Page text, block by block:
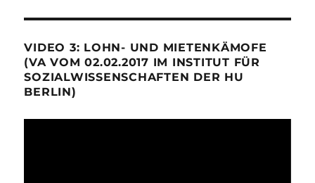
VIDEO 3: LOHN- UND MIETENKÄMOFE
(VA VOM 02.02.2017 IM INSTITUT FÜR
SOZIALWISSENSCHAFTEN DER HU
BERLIN)